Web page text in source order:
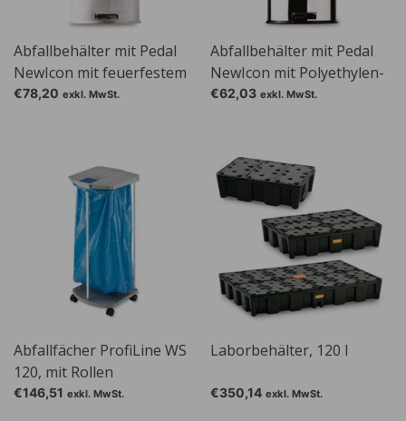
Abfallbehälter mit Pedal
NewIcon mit feuerfestem
Zink-Inneneimer, 12 l,
€78,20 exkl. MwSt.
Abfallbehälter mit Pedal
NewIcon mit Polyethylen-
Innenbehälter
€62,03 exkl. MwSt.
Abfallfächer ProfiLine WS
120, mit Rollen
€146,51 exkl. MwSt.
Laborbehälter, 120 l
€350,14 exkl. MwSt.